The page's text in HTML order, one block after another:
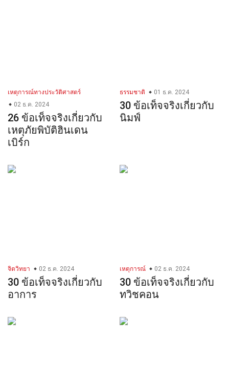
เหตุการณ์ทางประวัติศาสตร์
02 ธ.ค. 2024
26 ข้อเท็จจริงเกี่ยวกับ
เหตุภัยพิบัติฮินเดน
เบิร์ก
ธรรมชาติ 01 ธ.ค. 2024
30 ข้อเท็จจริงเกี่ยวกับ
นิมฟ์
จิตวิทยา 02 ธ.ค. 2024
30 ข้อเท็จจริงเกี่ยวกับ
อาการ
เหตุการณ์ 02 ธ.ค. 2024
30 ข้อเท็จจริงเกี่ยวกับ
ทวิชคอน